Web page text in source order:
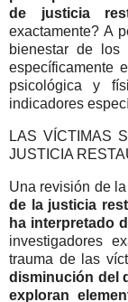
de justicia
exactamente? A
bienestar de los
específicamente
psicológica y
indicadores
LAS VÍCTIMAS
JUSTICIA
Una revisión de
de la justicia
ha interpretado
investigadores
trauma de las
disminución del
exploran